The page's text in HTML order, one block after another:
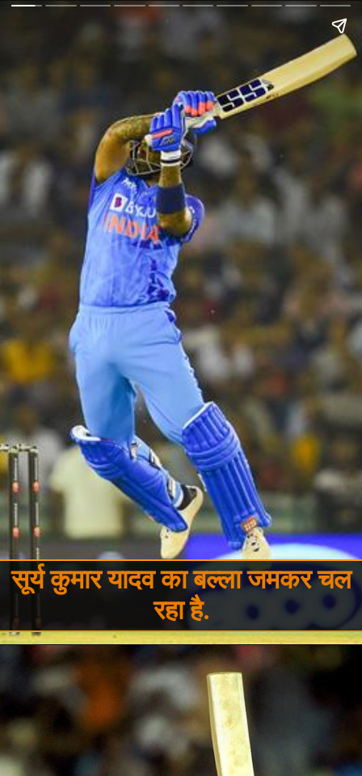
सूर्य कुमार यादव का बल्ला जमकर चल
रहा है.